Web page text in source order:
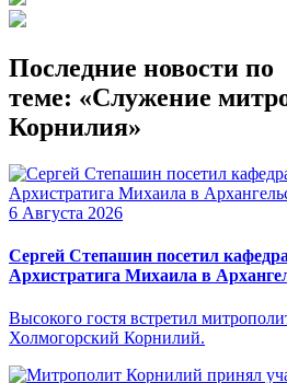
Последние новости по
теме: «Служение
Корнилия»
6 Августа 2026
Сергей Степашин посетил
Архистратига Михаила в
Высокого гостя встретил
Холмогорский Корнилий.